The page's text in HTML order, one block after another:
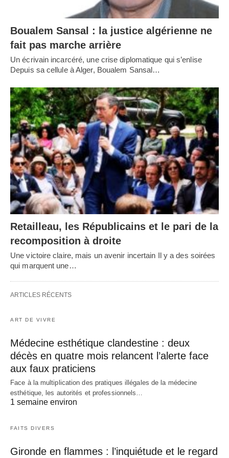
Boualem Sansal : la justice algérienne ne
fait pas marche arrière
Un écrivain incarcéré, une crise diplomatique qui s’enlise
Depuis sa cellule à Alger, Boualem Sansal…
Retailleau, les Républicains et le pari de la
recomposition à droite
Une victoire claire, mais un avenir incertain Il y a des soirées
qui marquent une…
ARTICLES RÉCENTS
ART DE VIVRE
Médecine esthétique clandestine : deux
décès en quatre mois relancent l’alerte face
aux faux praticiens
Face à la multiplication des pratiques illégales de la médecine
esthétique, les autorités et professionnels…
1 semaine environ
FAITS DIVERS
Gironde en flammes : l’inquiétude et le regard